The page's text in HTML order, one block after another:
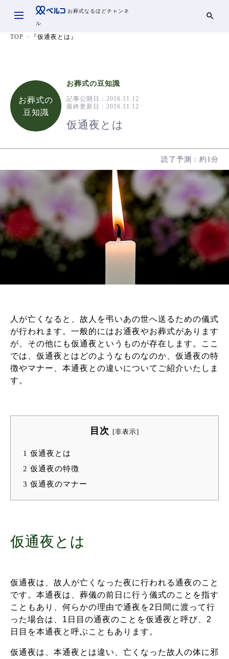
お葬式なるほどチャンネ
ル
TOP 『仮通夜とは』
お葬式の
豆知識
お葬式の豆知識
記事公開日： 2016.11.12
最終更新日： 2016.11.12
仮通夜とは
読了予測：約1分
人が亡くなると、故人を弔いあの世へ送るための儀式
が行われます。一般的にはお通夜やお葬式があります
が、その他にも仮通夜というものが存在します。ここ
では、仮通夜とはどのようなものなのか、仮通夜の特
徴やマナー、本通夜との違いについてご紹介いたしま
す。
目次 [非表示]
1 仮通夜とは
2 仮通夜の特徴
3 仮通夜のマナー
仮通夜とは
仮通夜は、故人が亡くなった夜に行われる通夜のこと
です。本通夜は、葬儀の前日に行う儀式のことを指す
こともあり、何らかの理由で通夜を2日間に渡って行
った場合は、1日目の通夜のことを仮通夜と呼び、2
日目を本通夜と呼ぶこともあります。
仮通夜は、本通夜とは違い、亡くなった故人の体に邪